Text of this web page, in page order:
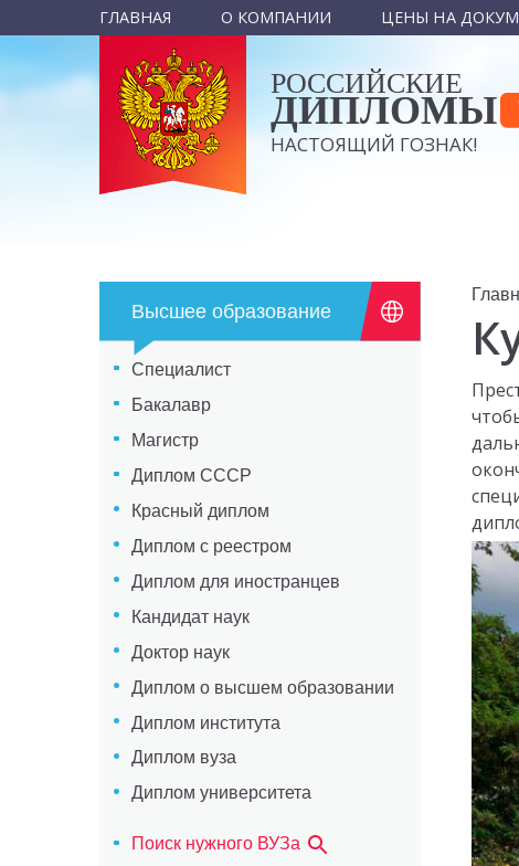
ГЛАВНАЯ О КОМПАНИИ ЦЕНЫ НА
РОССИЙСКИЕ
ДИПЛОМЫ
НАСТОЯЩИЙ ГОЗНАК!
Высшее образование
Специалист
Бакалавр
Магистр
Диплом СССР
Красный диплом
Диплом с реестром
Диплом для иностранцев
Кандидат наук
Доктор наук
Диплом о высшем образовании
Диплом института
Диплом вуза
Диплом университета
Поиск нужного ВУЗа